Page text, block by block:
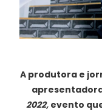
A produtora e
2022, evento